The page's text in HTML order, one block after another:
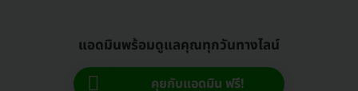
แอดมินพร้อมดูแลคุณทุกวันทางไลน์
คุยกับแอดมิน ฟรี!